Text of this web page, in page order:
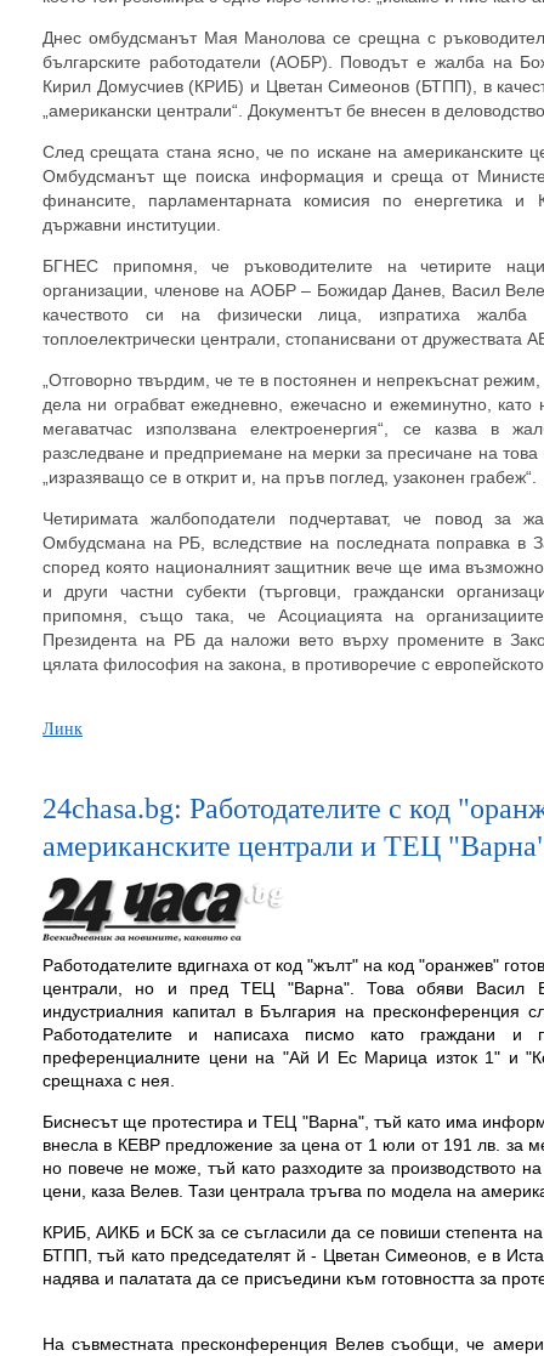
Днес омбудсманът Мая Манолова се срещна с
българските работодатели (АОБР). Поводът е жалба на
Кирил Домусчиев (КРИБ) и Цветан Симеонов (БТПП), в
„американски централи“. Документът бе внесен в
След срещата стана ясно, че по искане на
Омбудсманът ще поиска информация и среща от
финансите, парламентарната комисия по енергетика и
държавни институции.
БГНЕС припомня, че ръководителите на четирите
организации, членове на АОБР – Божидар Данев, Васил
качеството си на физически лица, изпратиха
топлоелектрически централи, стопанисвани от дружествата
„Отговорно твърдим, че те в постоянен и непрекъснат
дела ни ограбват ежедневно, ежечасно и ежеминутно, като
мегаватчас използвана електроенергия“, се казва в
разследване и предприемане на мерки за пресичане на
„изразяващо се в открит и, на пръв поглед, узаконен грабеж“.
Четиримата жалбоподатели подчертават, че повод за
Омбудсмана на РБ, вследствие на последната поправка в
според която националният защитник вече ще има
и други частни субекти (търговци, граждански
припомня, също така, че Асоциацията на
Президента на РБ да наложи вето върху промените в
цялата философия на закона, в противоречие с
Линк
24chasa.bg: Работодателите с код
американските централи и ТЕЦ
Работодателите вдигнаха от код "жълт" на код "оранжев"
централи, но и пред ТЕЦ "Варна". Това обяви Васил
индустриалния капитал в България на
Работодателите и написаха писмо като граждани и
преференциалните цени на "Ай И Ес Марица изток 1" и
срещнаха с нея.
Биснесът ще протестира и ТЕЦ "Варна", тъй като има
внесла в КЕВР предложение за цена от 1 юли от 191 лв. за
но повече не може, тъй като разходите за производството
цени, каза Велев. Тази централа тръгва по модела на
КРИБ, АИКБ и БСК за се съгласили да се повиши степента на
БТПП, тъй като председателят й - Цветан Симеонов, е в
надява и палатата да се присъедини към готовността за
На съвместната пресконференция Велев съобщи, че